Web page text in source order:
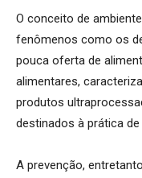
O conceito de
fenômenos como os
pouca oferta de
alimentares,
produtos
destinados à prática
A prevenção,